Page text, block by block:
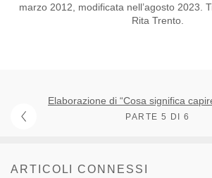
marzo 2012, modificata nell’agosto 2023.
Rita Trento.
Elaborazione di “Cosa significa
PARTE 5 DI 6
ARTICOLI CONNESSI